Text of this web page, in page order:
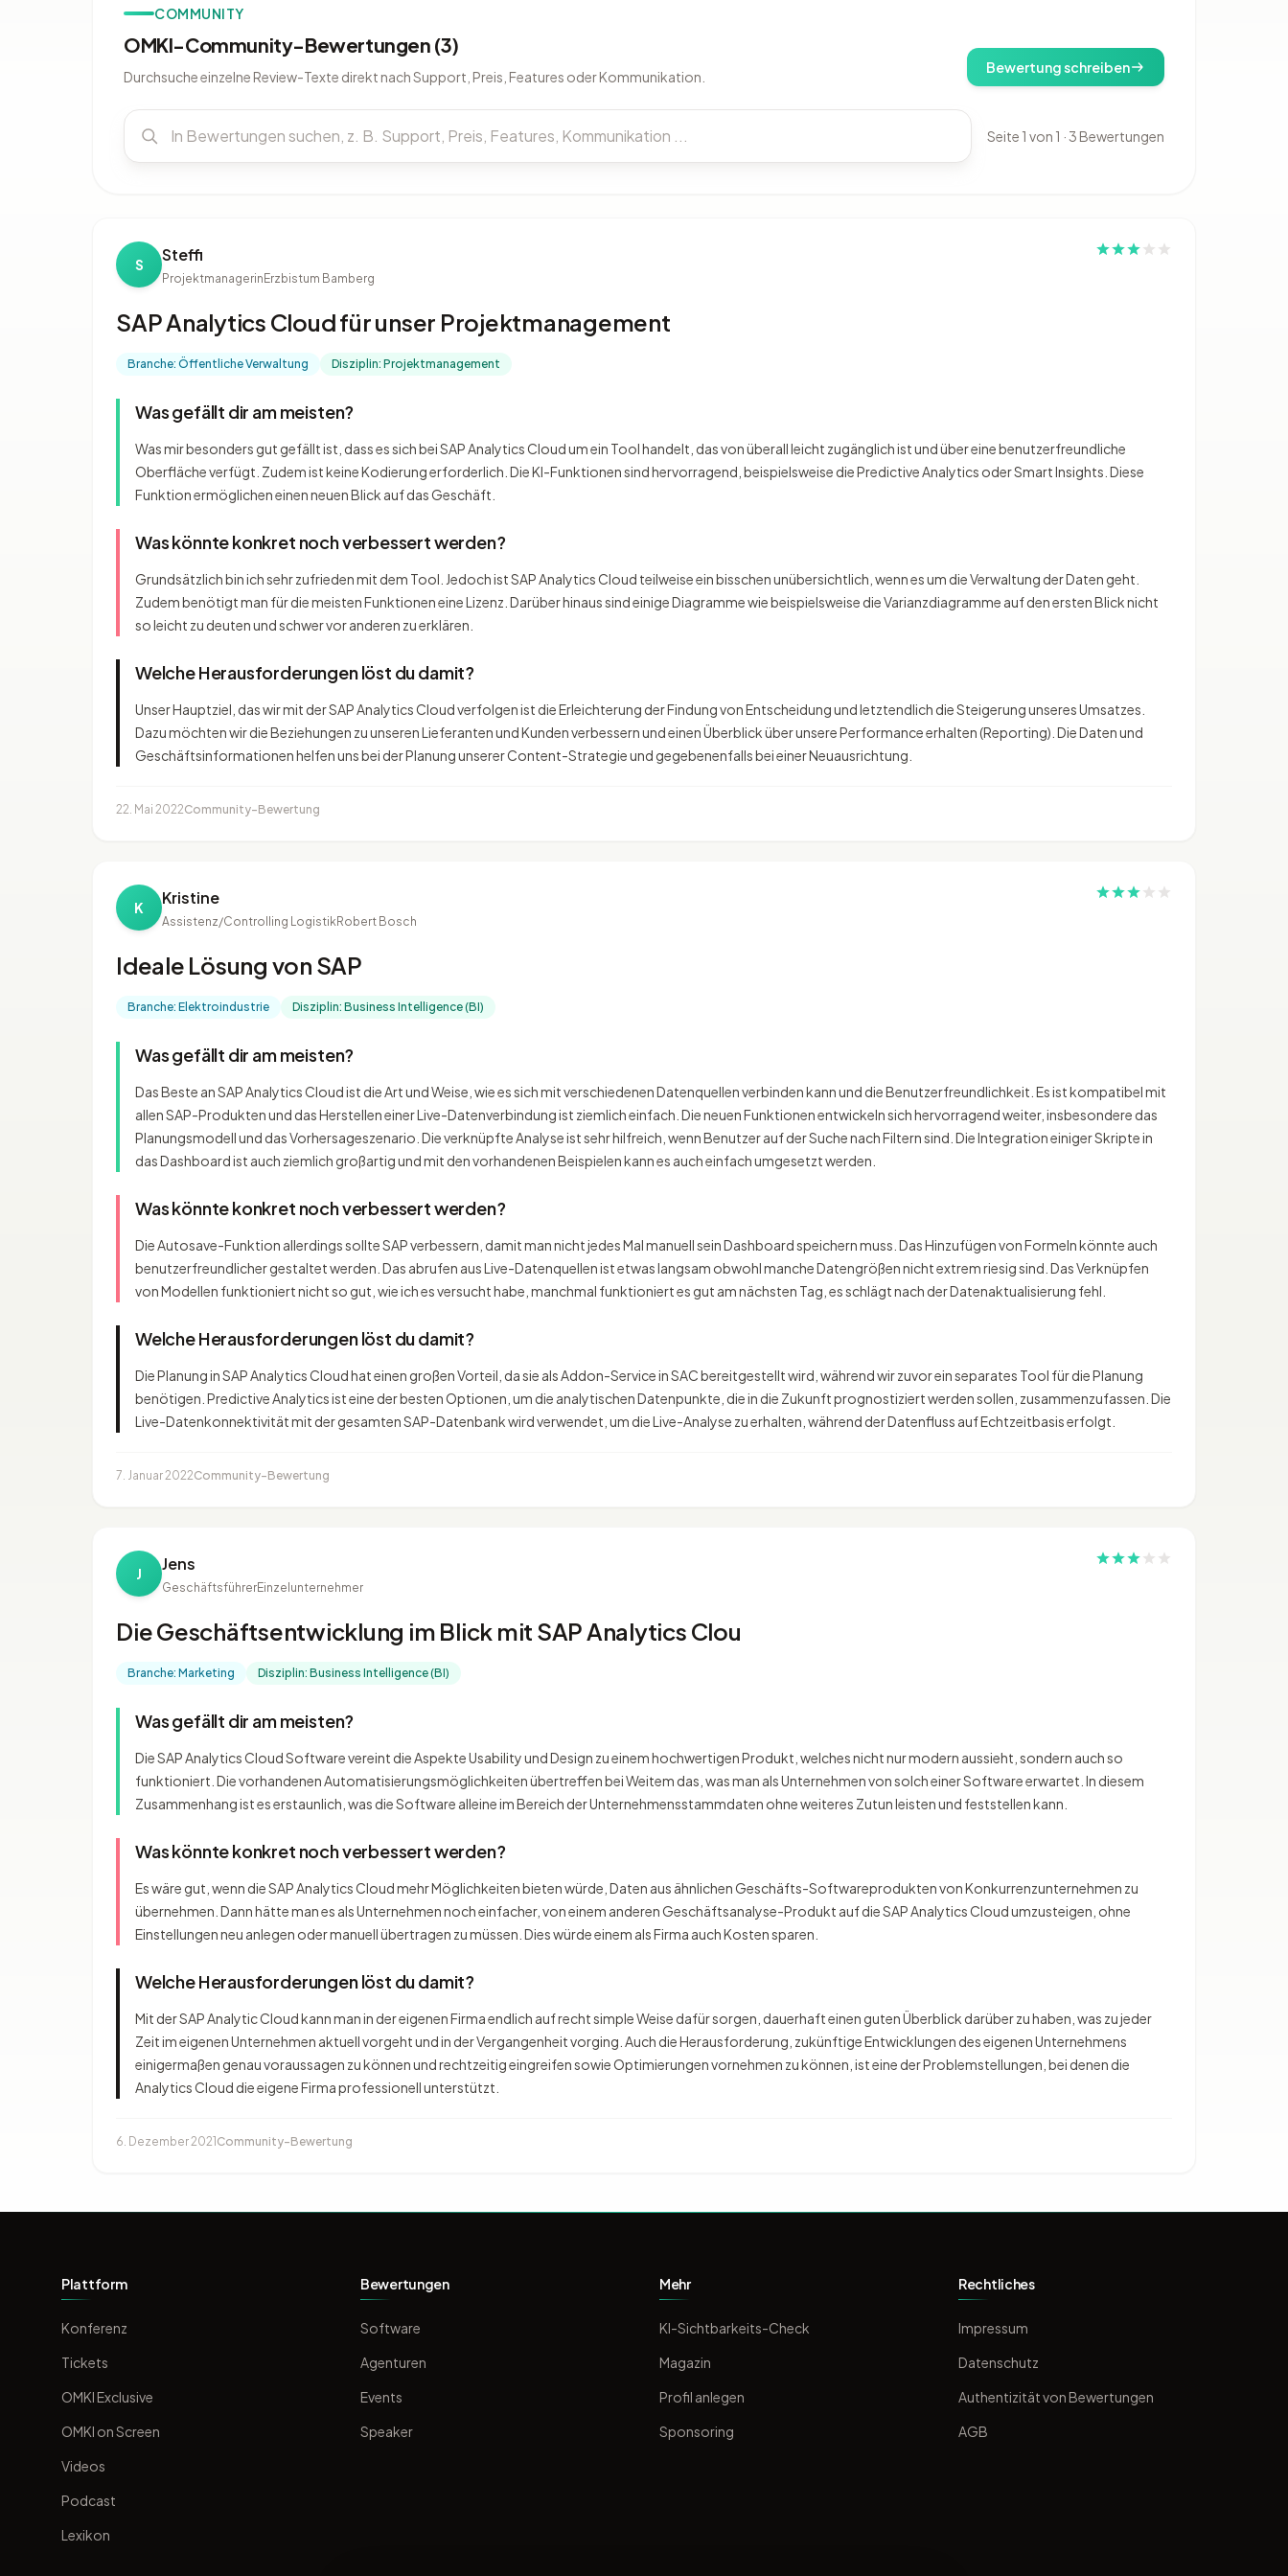
COMMUNITY
OMKI-Community-Bewertungen (3)
Durchsuche einzelne Review-Texte direkt nach Support, Preis, Features oder Kommunikation.
Bewertung schreiben
Seite 1 von 1 · 3 Bewertungen
S Steffi
Projektmanagerin Erzbistum Bamberg
SAP Analytics Cloud für unser Projektmanagement
Branche: Öffentliche Verwaltung Disziplin: Projektmanagement
Was gefällt dir am meisten?
Was mir besonders gut gefällt ist, dass es sich bei SAP Analytics Cloud um ein Tool handelt, das von überall leicht zugänglich ist und über eine benutzerfreundliche
Oberfläche verfügt. Zudem ist keine Kodierung erforderlich. Die KI-Funktionen sind hervorragend, beispielsweise die Predictive Analytics oder Smart Insights. Diese
Funktion ermöglichen einen neuen Blick auf das Geschäft.
Was könnte konkret noch verbessert werden?
Grundsätzlich bin ich sehr zufrieden mit dem Tool. Jedoch ist SAP Analytics Cloud teilweise ein bisschen unübersichtlich, wenn es um die Verwaltung der Daten geht.
Zudem benötigt man für die meisten Funktionen eine Lizenz. Darüber hinaus sind einige Diagramme wie beispielsweise die Varianzdiagramme auf den ersten Blick nicht
so leicht zu deuten und schwer vor anderen zu erklären.
Welche Herausforderungen löst du damit?
Unser Hauptziel, das wir mit der SAP Analytics Cloud verfolgen ist die Erleichterung der Findung von Entscheidung und letztendlich die Steigerung unseres Umsatzes.
Dazu möchten wir die Beziehungen zu unseren Lieferanten und Kunden verbessern und einen Überblick über unsere Performance erhalten (Reporting). Die Daten und
Geschäftsinformationen helfen uns bei der Planung unserer Content-Strategie und gegebenenfalls bei einer Neuausrichtung.
22. Mai 2022Community-Bewertung
K Kristine
Assistenz/Controlling LogistikRobert Bosch
Ideale Lösung von SAP
Branche: Elektroindustrie Disziplin: Business Intelligence (BI)
Was gefällt dir am meisten?
Das Beste an SAP Analytics Cloud ist die Art und Weise, wie es sich mit verschiedenen Datenquellen verbinden kann und die Benutzerfreundlichkeit. Es ist kompatibel mit
allen SAP-Produkten und das Herstellen einer Live-Datenverbindung ist ziemlich einfach. Die neuen Funktionen entwickeln sich hervorragend weiter, insbesondere das
Planungsmodell und das Vorhersageszenario. Die verknüpfte Analyse ist sehr hilfreich, wenn Benutzer auf der Suche nach Filtern sind. Die Integration einiger Skripte in
das Dashboard ist auch ziemlich großartig und mit den vorhandenen Beispielen kann es auch einfach umgesetzt werden.
Was könnte konkret noch verbessert werden?
Die Autosave-Funktion allerdings sollte SAP verbessern, damit man nicht jedes Mal manuell sein Dashboard speichern muss. Das Hinzufügen von Formeln könnte auch
benutzerfreundlicher gestaltet werden. Das abrufen aus Live-Datenquellen ist etwas langsam obwohl manche Datengrößen nicht extrem riesig sind. Das Verknüpfen
von Modellen funktioniert nicht so gut, wie ich es versucht habe, manchmal funktioniert es gut am nächsten Tag, es schlägt nach der Datenaktualisierung fehl.
Welche Herausforderungen löst du damit?
Die Planung in SAP Analytics Cloud hat einen großen Vorteil, da sie als Addon-Service in SAC bereitgestellt wird, während wir zuvor ein separates Tool für die Planung
benötigen. Predictive Analytics ist eine der besten Optionen, um die analytischen Datenpunkte, die in die Zukunft prognostiziert werden sollen, zusammenzufassen. Die
Live-Datenkonnektivität mit der gesamten SAP-Datenbank wird verwendet, um die Live-Analyse zu erhalten, während der Datenfluss auf Echtzeitbasis erfolgt.
7. Januar 2022Community-Bewertung
J Jens
GeschäftsführerEinzelunternehmer
Die Geschäftsentwicklung im Blick mit SAP Analytics Clou
Branche: Marketing Disziplin: Business Intelligence (BI)
Was gefällt dir am meisten?
Die SAP Analytics Cloud Software vereint die Aspekte Usability und Design zu einem hochwertigen Produkt, welches nicht nur modern aussieht, sondern auch so
funktioniert. Die vorhandenen Automatisierungsmöglichkeiten übertreffen bei Weitem das, was man als Unternehmen von solch einer Software erwartet. In diesem
Zusammenhang ist es erstaunlich, was die Software alleine im Bereich der Unternehmensstammdaten ohne weiteres Zutun leisten und feststellen kann.
Was könnte konkret noch verbessert werden?
Es wäre gut, wenn die SAP Analytics Cloud mehr Möglichkeiten bieten würde, Daten aus ähnlichen Geschäfts-Softwareprodukten von Konkurrenzunternehmen zu
übernehmen. Dann hätte man es als Unternehmen noch einfacher, von einem anderen Geschäftsanalyse-Produkt auf die SAP Analytics Cloud umzusteigen, ohne
Einstellungen neu anlegen oder manuell übertragen zu müssen. Dies würde einem als Firma auch Kosten sparen.
Welche Herausforderungen löst du damit?
Mit der SAP Analytic Cloud kann man in der eigenen Firma endlich auf recht simple Weise dafür sorgen, dauerhaft einen guten Überblick darüber zu haben, was zu jeder
Zeit im eigenen Unternehmen aktuell vorgeht und in der Vergangenheit vorging. Auch die Herausforderung, zukünftige Entwicklungen des eigenen Unternehmens
einigermaßen genau voraussagen zu können und rechtzeitig eingreifen sowie Optimierungen vornehmen zu können, ist eine der Problemstellungen, bei denen die
Analytics Cloud die eigene Firma professionell unterstützt.
6. Dezember 2021 Community-Bewertung
Plattform
Konferenz
Tickets
OMKI Exclusive
OMKI on Screen
Videos
Podcast
Lexikon
Bewertungen
Software
Agenturen
Events
Speaker
Mehr
KI-Sichtbarkeits-Check
Magazin
Profil anlegen
Sponsoring
Rechtliches
Impressum
Datenschutz
Authentizität von Bewertungen
AGB